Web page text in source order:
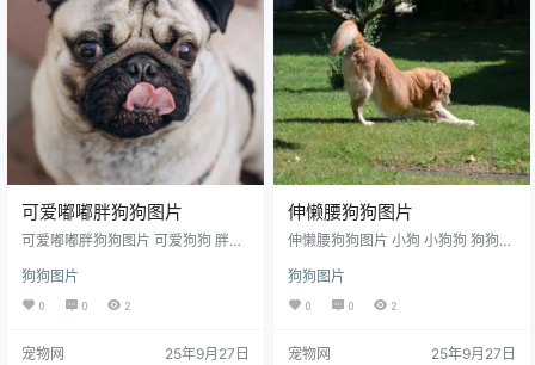
电脑和手机图片软件编辑和修改。
可爱嘟嘟胖狗狗图片
可爱嘟嘟胖狗狗图片 可爱狗狗 胖嘟
宠 宠物狗 可爱动物 小动物 生物世
界 摄影 图片大全 高清图片下载 分
辨率:350DPI 尺寸：3218x4916编
PG文件，提供 3218x4916，1080*
狗狗图片
0 0 2
宠物网 25年9月27日
伸懒腰狗狗图片
伸懒腰狗狗图片 小狗 小狗狗 狗狗
宠物狗狗 宠物 萌宠 萌犬 犬类 动物
生物世界 图片大全 高清图片下载 分
辨率:350DPI 尺寸：4928x3264编
PG文件，提供 4928x3264，1920
狗狗图片
0 0 2
宠物网 25年9月27日